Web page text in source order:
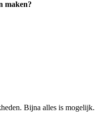
maken?
Bijna alles is mogelijk.